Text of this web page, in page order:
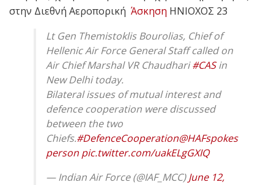
στην Διεθνή Αεροπορική Άσκηση ΗΝΙΟΧΟΣ 23
Lt Gen Themistoklis Bourolias, Chief of
Hellenic Air Force General Staff called on
Air Chief Marshal VR Chaudhari#CASin
New Delhi today.
Bilateral issues of mutual interest and
defence cooperation were discussed
between the two
Chiefs.#DefenceCooperation@HAFspokes
person pic.twitter.com/uakELgGXIQ
— Indian Air Force (@IAF_MCC)June 12,